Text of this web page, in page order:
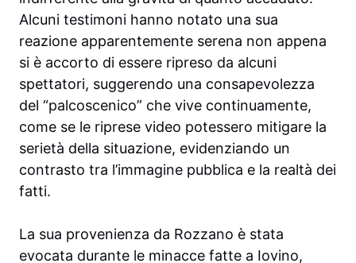
Alcuni testimoni hanno notato una sua
reazione apparentemente serena non appena
si è accorto di essere ripreso da alcuni
spettatori, suggerendo una consapevolezza
del “palcoscenico” che vive continuamente,
come se le riprese video potessero mitigare la
serietà della situazione, evidenziando un
contrasto tra l’immagine pubblica e la realtà dei
fatti.
La sua provenienza da Rozzano è stata
evocata durante le minacce fatte a Iovino,